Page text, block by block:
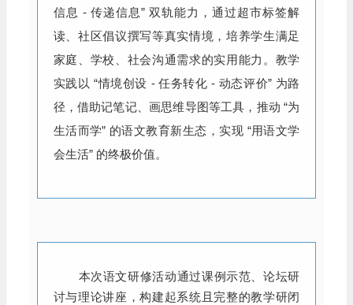
信息 - 传递信息” 双轨能力，通过超市标签解
读、社区倡议撰写等真实情境，培养学生满足
家庭、学校、社会沟通需求的实用能力。教学
实践以 “情境创设 - 任务转化 - 动态评价” 为路
径，借助记笔记、画思维导图等工具，推动 “为
生活而学” 的语文教育新生态，实现 “用语文学
会生活” 的终极价值。
本次语文研修活动通过课例示范、论坛研
讨与理论讲座，构建起系统且完整的教学研闭